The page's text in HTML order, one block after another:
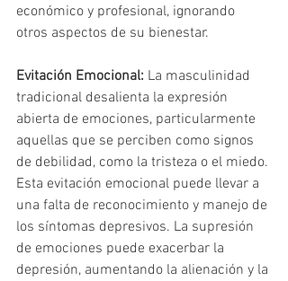
económico y profesional, ignorando
otros aspectos de su bienestar.
Evitación Emocional: La masculinidad
tradicional desalienta la expresión
abierta de emociones, particularmente
aquellas que se perciben como signos
de debilidad, como la tristeza o el miedo.
Esta evitación emocional puede llevar a
una falta de reconocimiento y manejo de
los síntomas depresivos. La supresión
de emociones puede exacerbar la
depresión, aumentando la alienación y la